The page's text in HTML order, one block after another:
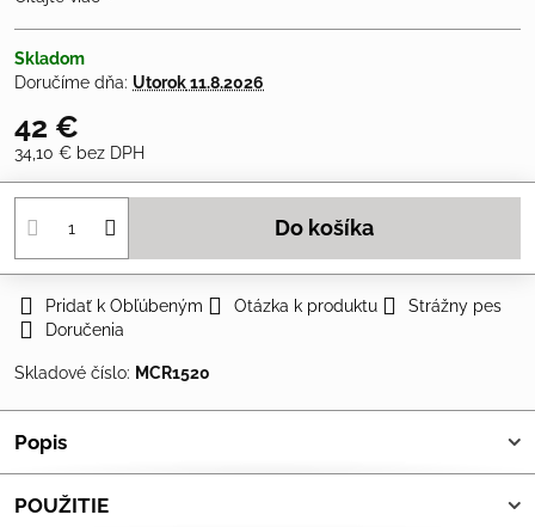
Skladom
Doručíme dňa: Utorok11.8.2026
42 €
34,10 € bez DPH
Do košíka
Pridať k Obľúbeným Otázka k produktu
Strážny pes
Doručenia
Skladové číslo: MCR1520
Popis
POUŽITIE